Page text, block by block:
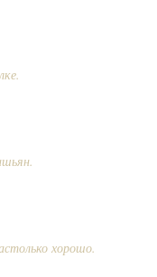
хорошо.